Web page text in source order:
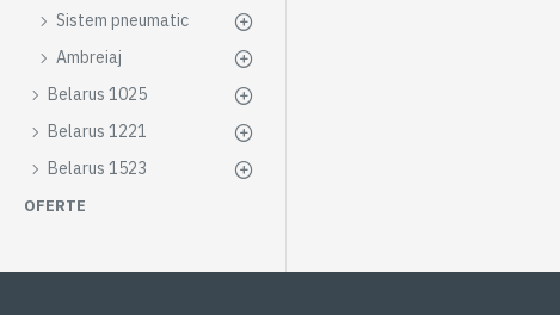
Sistem pneumatic
Ambreiaj
Belarus 1025
Belarus 1221
Belarus 1523
OFERTE